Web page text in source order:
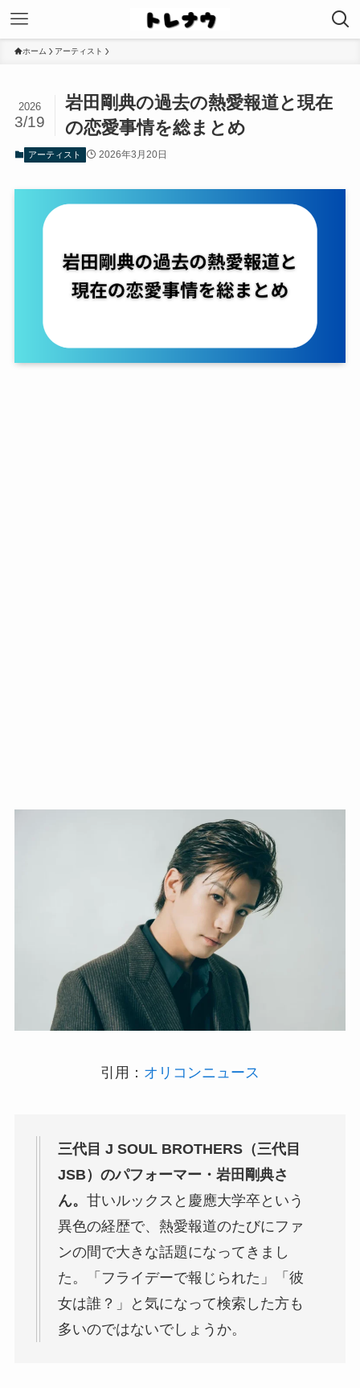
ホーム アーティスト
岩田剛典の過去の熱愛報道と現在
の恋愛事情を総まとめ
2026
3/19
アーティスト 2026年3月20日
引用： オリコンニュース
三代目 J SOUL BROTHERS（三代目
JSB）のパフォーマー・岩田剛典さ
ん。 甘いルックスと慶應大学卒という
異色の経歴で、熱愛報道のたびにファ
ンの間で大きな話題になってきまし
た。「フライデーで報じられた」「彼
女は誰？」と気になって検索した方も
多いのではないでしょうか。